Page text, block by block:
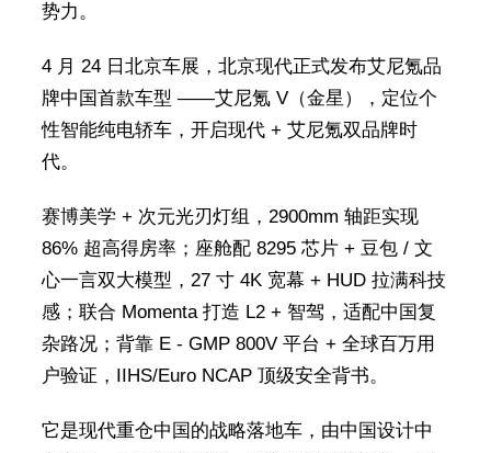
势力。
4 月 24 日北京车展，北京现代正式发布艾尼氪品
牌中国首款车型 ——艾尼氪 V（金星），定位个
性智能纯电轿车，开启现代 + 艾尼氪双品牌时
代。
赛博美学 + 次元光刃灯组，2900mm 轴距实现
86% 超高得房率；座舱配 8295 芯片 + 豆包 / 文
心一言双大模型，27 寸 4K 宽幕 + HUD 拉满科技
感；联合 Momenta 打造 L2 + 智驾，适配中国复
杂路况；背靠 E ‑ GMP 800V 平台 + 全球百万用
户验证，IIHS/Euro NCAP 顶级安全背书。
它是现代重仓中国的战略落地车，由中国设计中